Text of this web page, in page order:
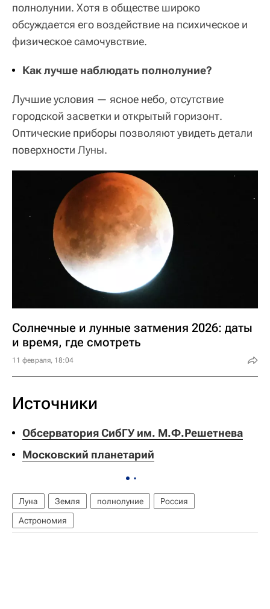
полнолунии. Хотя в обществе широко
обсуждается его воздействие на психическое и
физическое самочувствие.
Как лучше наблюдать полнолуние?
Лучшие условия — ясное небо, отсутствие
городской засветки и открытый горизонт.
Оптические приборы позволяют увидеть детали
поверхности Луны.
Солнечные и лунные затмения 2026: даты
и время, где смотреть
11 февраля, 18:04
Источники
Обсерватория СибГУ им. М.Ф.Решетнева
Московский планетарий
Луна Земля полнолуние
Россия
Астрономия